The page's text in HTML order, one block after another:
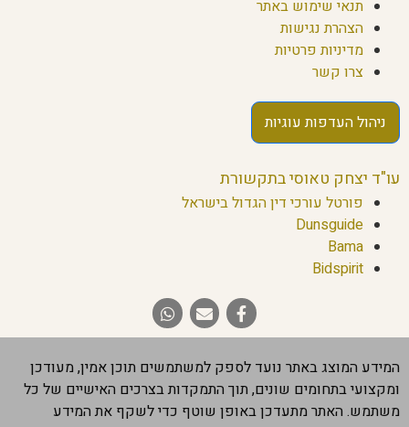
תנאי שימוש באתר
הצהרת נגישות
מדיניות פרטיות
צרו קשר
ניהול העדפות עוגיות
עו"ד יצחק טאוסי בתקשורת
פורטל עורכי דין הגדול בישראל
Dunsguide
Bama
Bidspirit
המידע המוצג באתר נועד לספק למשתמשים תוכן אמין, מעודכן
ומקצועי בתחומים שונים, תוך התמקדות בצרכים האישיים של כל
משתמש. האתר מתעדכן באופן שוטף כדי לשקף את המידע